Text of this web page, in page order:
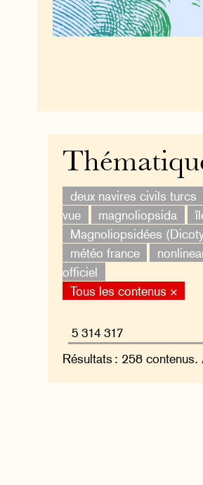
deux navires civils turcs
vue
magnoliopsida
Magnoliopsidées
météo france
officiel
Tous les contenus ×
Résultats : 258 contenus.